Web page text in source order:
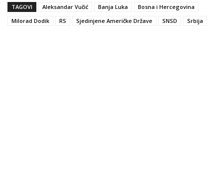
TAGOVI
Aleksandar Vučić Banja Luka
Bosna i Hercegovina
Milorad Dodik
RS Sjedinjene Američke Države SNSD Srbija